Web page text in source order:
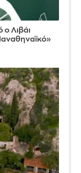
Λιβάι